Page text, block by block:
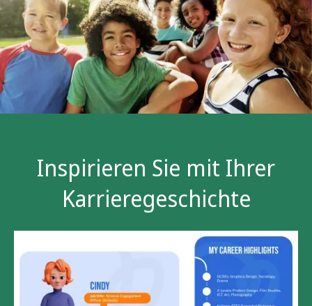
Inspirieren Sie mit Ihrer
Karrieregeschichte